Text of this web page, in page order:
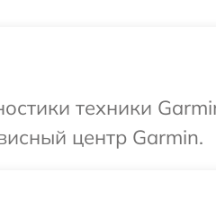
техники
центр Garmin.